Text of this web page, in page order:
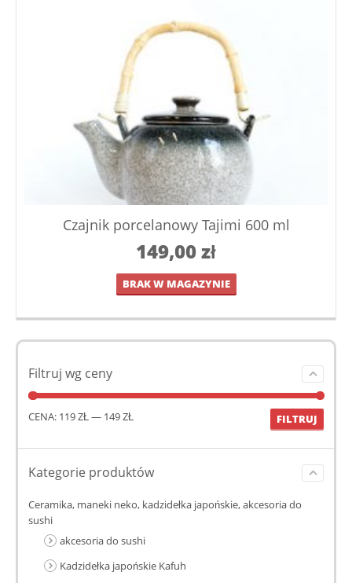
Czajnik porcelanowy Tajimi 600 ml
149,00zł
BRAK W MAGAZYNIE
Filtruj wg ceny
FILTRUJ
CENA: 119 ZŁ— 149 ZŁ
Kategorie produktów
Ceramika, maneki neko, kadzidełka japońskie, akcesoria do
sushi
akcesoria do sushi
Kadzidełka japońskie Kafuh